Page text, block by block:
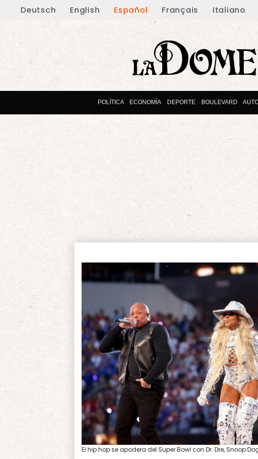
Deutsch English Español Français Italiano
POLÍTICA ECONOMÍA DEPORTE BOULEVARD
El hip hop se apodera del Super Bowl con Dr. Dre, Snoop